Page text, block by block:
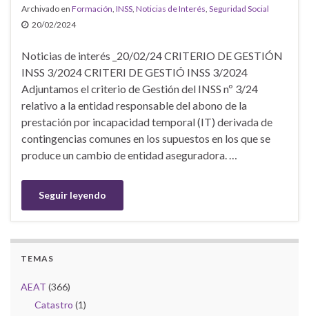
Archivado en Formación INSS Noticias de Interés Seguridad Social
20/02/2024
Noticias de interés _20/02/24 CRITERIO DE GESTIÓN
INSS 3/2024 CRITERI DE GESTIÓ INSS 3/2024
Adjuntamos el criterio de Gestión del INSS nº 3/24
relativo a la entidad responsable del abono de la
prestación por incapacidad temporal (IT) derivada de
contingencias comunes en los supuestos en los que se
produce un cambio de entidad aseguradora. …
Seguir leyendo
TEMAS
AEAT (366)
Catastro (1)